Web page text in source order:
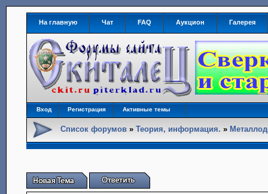
На главную Чат FAQ Аукцион Галерея
Вход Регистрация Активные темы
Список форумов »Теория, информация. »